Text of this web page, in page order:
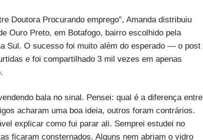
Doutora Procurando emprego”, Amanda distribuiu
Ouro Preto, em Botafogo, bairro escolhido pela
Sul. O sucesso foi muito além do esperado — o post
e foi compartilhado 3 mil vezes em apenas
bala no sinal. Pensei: qual é a diferença entre
acharam uma boa ideia, outros foram contrários.
explicar como fui parar ali. Semprei estudei no
ficaram consternados. Alguns nem abriam o vidro